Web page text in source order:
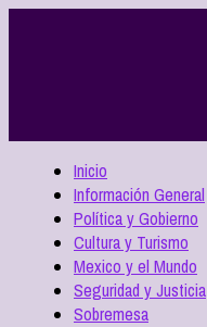
Inicio
Información General
Política y Gobierno
Cultura y Turismo
Mexico y el Mundo
Seguridad y Justicia
Sobremesa